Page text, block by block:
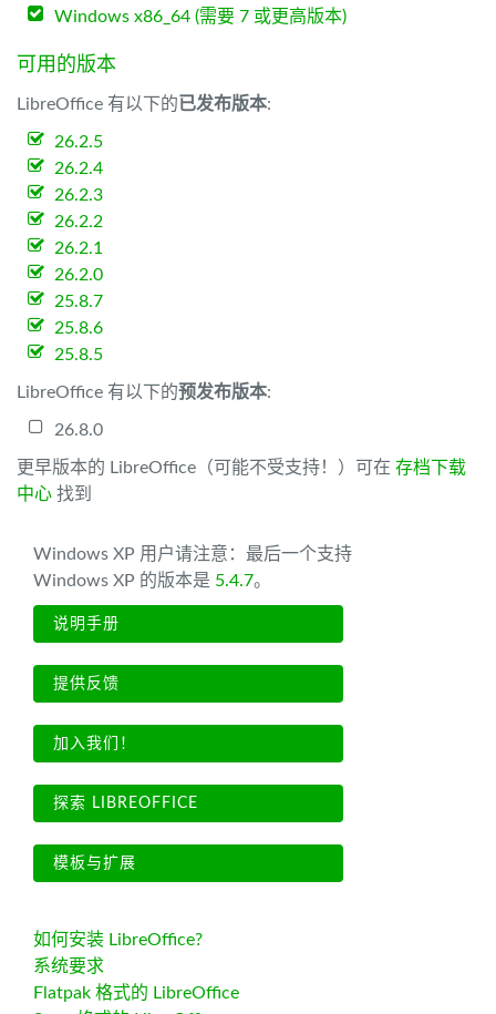
Windows x86_64 (需要 7 或更高版本)
可用的版本
LibreOffice 有以下的已发布版本:
26.2.5
26.2.4
26.2.3
26.2.2
26.2.1
26.2.0
25.8.7
25.8.6
25.8.5
LibreOffice 有以下的预发布版本:
26.8.0
更早版本的 LibreOffice（可能不受支持！）可在 存档下载
中心 找到
Windows XP 用户请注意：最后一个支持
Windows XP 的版本是 5.4.7。
说明手册
提供反馈
加入我们！
探索 LIBREOFFICE
模板与扩展
如何安装 LibreOffice?
系统要求
Flatpak 格式的 LibreOffice